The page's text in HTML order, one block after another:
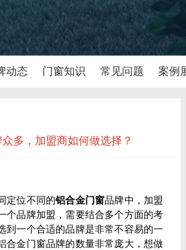
动态 门窗知识 常见问题 案例
多，加盟商如何做选择？
定位不同的铝合金门窗品牌中，加盟
个品牌加盟，需要结合多个方面的考
到一个合适的品牌是非常不容易的一
合金门窗品牌的数量非常庞大，想做